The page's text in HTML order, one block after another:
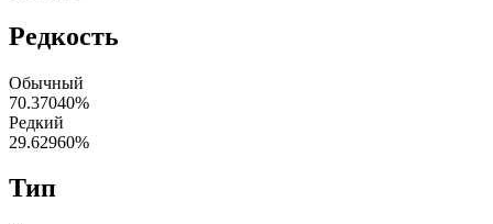
Редкость
Обычный
70.37040%
Редкий
29.62960%
Тип